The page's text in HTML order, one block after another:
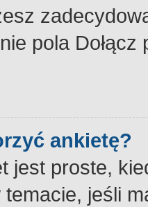
pola
ankietę?
jest proste,
jeśli